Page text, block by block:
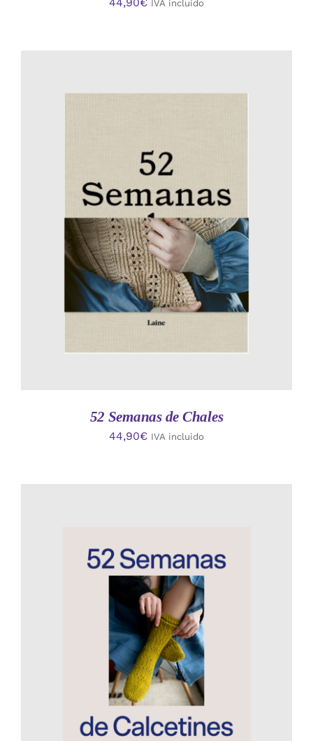
IVA incluido
AÑADIR AL CARRITO
/
DETALLES
52 Semanas de Chales
44,90€ IVA incluido
AÑADIR AL CARRITO